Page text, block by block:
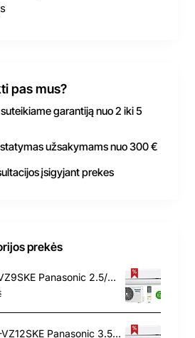
pas mus?
garantiją nuo 2 iki 5
užsakymams nuo 300 €
įsigyjant prekes
prekės
CS-VZ9SKE / CU-VZ9SKE Panasonic 2.5/3.6 kW šilumos siurblys
CS-VZ12SKE / CU-VZ12SKE Panasonic 3.5/4.2 kW šilumos siurblys